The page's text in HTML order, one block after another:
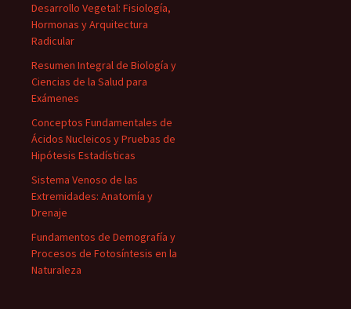
Desarrollo Vegetal: Fisiología,
Hormonas y Arquitectura
Radicular
Resumen Integral de Biología y
Ciencias de la Salud para
Exámenes
Conceptos Fundamentales de
Ácidos Nucleicos y Pruebas de
Hipótesis Estadísticas
Sistema Venoso de las
Extremidades: Anatomía y
Drenaje
Fundamentos de Demografía y
Procesos de Fotosíntesis en la
Naturaleza